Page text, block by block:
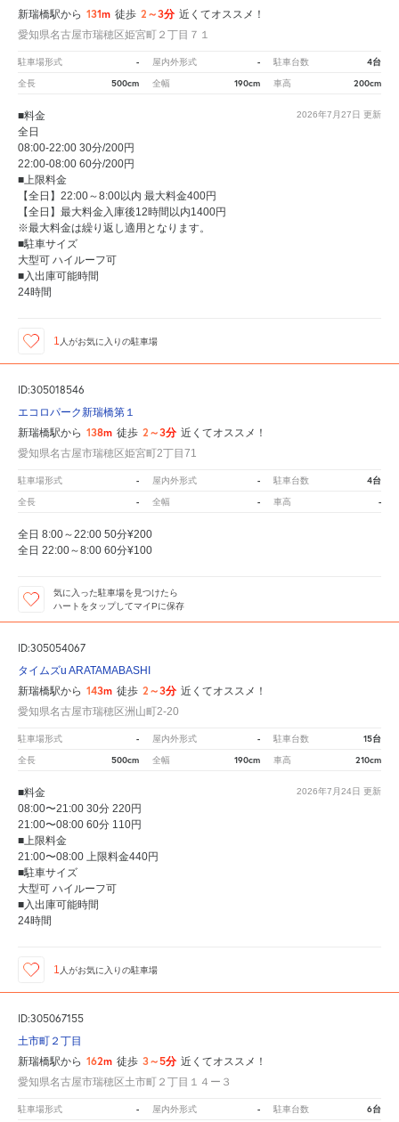
新瑞橋駅から 131m 徒歩 2～3分 近くてオススメ！
愛知県名古屋市瑞穂区姫宮町２丁目７１
駐車場形式 - 屋内外形式 - 駐車台数 4台
全長 500cm 全幅 190cm 車高 200cm
2026年7月27日 更新
■料金
全日
08:00-22:00 30分/200円
22:00-08:00 60分/200円
■上限料金
【全日】22:00～8:00以内 最大料金400円
【全日】最大料金入庫後12時間以内1400円
※最大料金は繰り返し適用となります。
■駐車サイズ
大型可 ハイルーフ可
■入出庫可能時間
24時間
1 人がお気に入りの駐車場
ID:305018546
エコロパーク新瑞橋第１
新瑞橋駅から 138m 徒歩 2～3分 近くてオススメ！
愛知県名古屋市瑞穂区姫宮町2丁目71
駐車場形式 - 屋内外形式 - 駐車台数 4台
全長 - 全幅 - 車高 -
全日 8:00～22:00 50分¥200
全日 22:00～8:00 60分¥100
気に入った駐車場を見つけたら
ハートをタップしてマイPに保存
ID:305054067
タイムズu ARATAMABASHI
新瑞橋駅から 143m 徒歩 2～3分 近くてオススメ！
愛知県名古屋市瑞穂区洲山町2-20
駐車場形式 - 屋内外形式 - 駐車台数 15台
全長 500cm 全幅 190cm 車高 210cm
2026年7月24日 更新
■料金
08:00〜21:00 30分 220円
21:00〜08:00 60分 110円
■上限料金
21:00〜08:00 上限料金440円
■駐車サイズ
大型可 ハイルーフ可
■入出庫可能時間
24時間
1 人がお気に入りの駐車場
ID:305067155
土市町２丁目
新瑞橋駅から 162m 徒歩 3～5分 近くてオススメ！
愛知県名古屋市瑞穂区土市町２丁目１４ー３
駐車場形式 - 屋内外形式 - 駐車台数 6台